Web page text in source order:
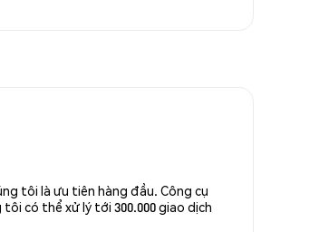
tôi là ưu tiên hàng đầu. Công cụ
có thể xử lý tới 300.000 giao dịch